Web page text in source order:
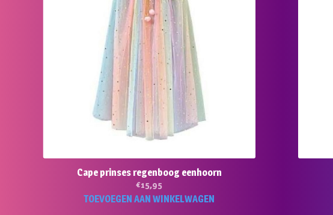
Cape prinses regenboog eenhoorn
€15,95
TOEVOEGEN AAN WINKELWAGEN